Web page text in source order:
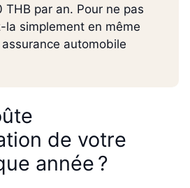
THB par an. Pour ne pas
la simplement en même
automobile
de votre
année ?